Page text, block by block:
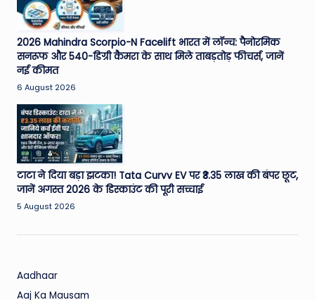
o
rl
d
2026 Mahindra Scorpio-N Facelift भारत में लॉन्च: पैनोरमिक
सनरूफ और 540-डिग्री कैमरा के साथ मिले ताबड़तोड़ फीचर्स, जानें
नई कीमत
6 August 2026
टाटा ने दिया बड़ा झटका! Tata Curvv EV पर ₹3.35 लाख की बंपर छूट,
जानें अगस्त 2026 के डिस्काउंट की पूरी सच्चाई
5 August 2026
Aadhaar
Aaj Ka Mausam